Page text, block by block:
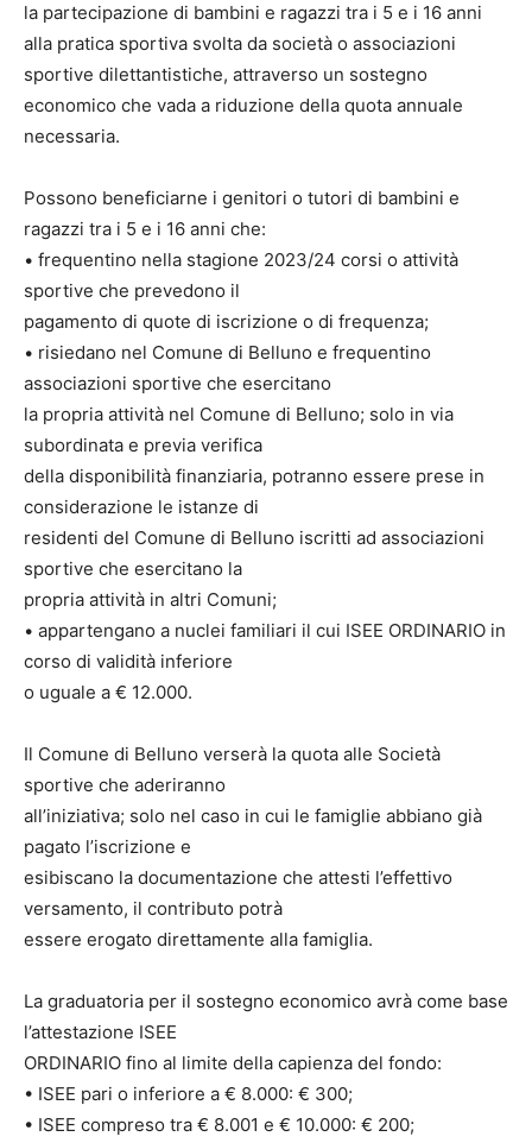
la partecipazione di bambini e ragazzi tra i 5 e i 16 anni
alla pratica sportiva svolta da società o associazioni
sportive dilettantistiche, attraverso un sostegno
economico che vada a riduzione della quota annuale
necessaria.
Possono beneficiarne i genitori o tutori di bambini e
ragazzi tra i 5 e i 16 anni che:
• frequentino nella stagione 2023/24 corsi o attività
sportive che prevedono il
pagamento di quote di iscrizione o di frequenza;
• risiedano nel Comune di Belluno e frequentino
associazioni sportive che esercitano
la propria attività nel Comune di Belluno; solo in via
subordinata e previa verifica
della disponibilità finanziaria, potranno essere prese in
considerazione le istanze di
residenti del Comune di Belluno iscritti ad associazioni
sportive che esercitano la
propria attività in altri Comuni;
• appartengano a nuclei familiari il cui ISEE ORDINARIO in
corso di validità inferiore
o uguale a € 12.000.
Il Comune di Belluno verserà la quota alle Società
sportive che aderiranno
all’iniziativa; solo nel caso in cui le famiglie abbiano già
pagato l’iscrizione e
esibiscano la documentazione che attesti l’effettivo
versamento, il contributo potrà
essere erogato direttamente alla famiglia.
La graduatoria per il sostegno economico avrà come base
l’attestazione ISEE
ORDINARIO fino al limite della capienza del fondo:
• ISEE pari o inferiore a € 8.000: € 300;
• ISEE compreso tra € 8.001 e € 10.000: € 200;